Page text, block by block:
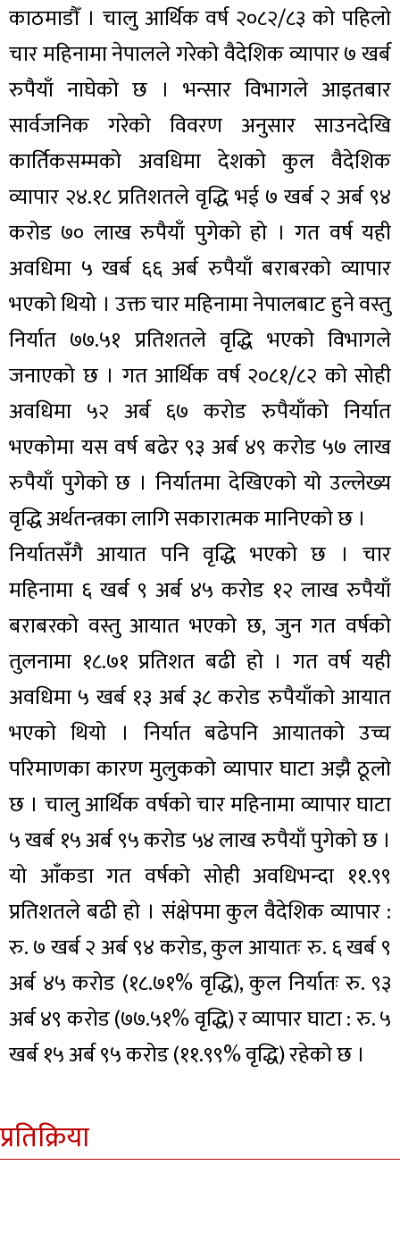
काठमाडौँ । चालु आर्थिक वर्ष २०८२/८३ को पहिलो
चार महिनामा नेपालले गरेको वैदेशिक व्यापार ७ खर्ब
रुपैयाँ नाघेको छ । भन्सार विभागले आइतबार
सार्वजनिक गरेको विवरण अनुसार साउनदेखि
कार्तिकसम्मको अवधिमा देशको कुल वैदेशिक
व्यापार २४.१८ प्रतिशतले वृद्धि भई ७ खर्ब २ अर्ब ९४
करोड ७० लाख रुपैयाँ पुगेको हो । गत वर्ष यही
अवधिमा ५ खर्ब ६६ अर्ब रुपैयाँ बराबरको व्यापार
भएको थियो । उक्त चार महिनामा नेपालबाट हुने वस्तु
निर्यात ७७.५१ प्रतिशतले वृद्धि भएको विभागले
जनाएको छ । गत आर्थिक वर्ष २०८१/८२ को सोही
अवधिमा ५२ अर्ब ६७ करोड रुपैयाँको निर्यात
भएकोमा यस वर्ष बढेर ९३ अर्ब ४९ करोड ५७ लाख
रुपैयाँ पुगेको छ । निर्यातमा देखिएको यो उल्लेख्य
वृद्धि अर्थतन्त्रका लागि सकारात्मक मानिएको छ ।
निर्यातसँगै आयात पनि वृद्धि भएको छ । चार
महिनामा ६ खर्ब ९ अर्ब ४५ करोड १२ लाख रुपैयाँ
बराबरको वस्तु आयात भएको छ, जुन गत वर्षको
तुलनामा १८.७१ प्रतिशत बढी हो । गत वर्ष यही
अवधिमा ५ खर्ब १३ अर्ब ३८ करोड रुपैयाँको आयात
भएको थियो । निर्यात बढेपनि आयातको उच्च
परिमाणका कारण मुलुकको व्यापार घाटा अझै ठूलो
छ । चालु आर्थिक वर्षको चार महिनामा व्यापार घाटा
५ खर्ब १५ अर्ब ९५ करोड ५४ लाख रुपैयाँ पुगेको छ ।
यो आँकडा गत वर्षको सोही अवधिभन्दा ११.९९
प्रतिशतले बढी हो । संक्षेपमा कुल वैदेशिक व्यापार :
रु. ७ खर्ब २ अर्ब ९४ करोड, कुल आयातः रु. ६ खर्ब ९
अर्ब ४५ करोड (१८.७१% वृद्धि), कुल निर्यातः रु. ९३
अर्ब ४९ करोड (७७.५१% वृद्धि) र व्यापार घाटा : रु. ५
खर्ब १५ अर्ब ९५ करोड (११.९९% वृद्धि) रहेको छ ।
प्रतिक्रिया